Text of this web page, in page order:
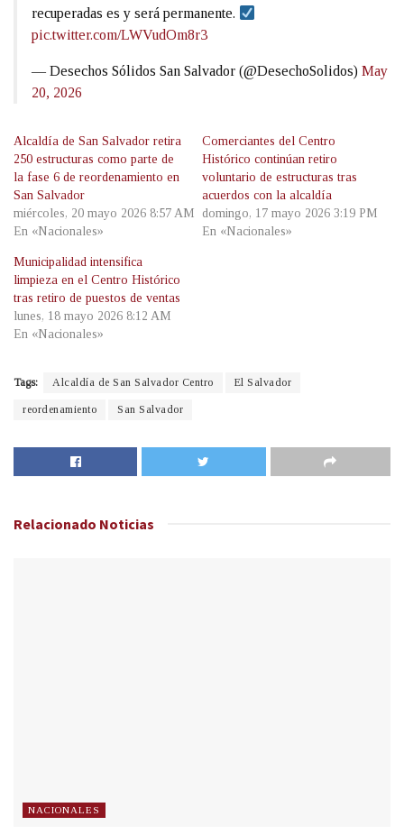
recuperadas es y será permanente.
pic.twitter.com/LWVudOm8r3
— Desechos Sólidos San Salvador (@DesechoSolidos) May
20, 2026
Alcaldía de San Salvador retira
250 estructuras como parte de
la fase 6 de reordenamiento en
San Salvador
miércoles, 20 mayo 2026 8:57 AM
En «Nacionales»
Comerciantes del Centro
Histórico continúan retiro
voluntario de estructuras tras
acuerdos con la alcaldía
domingo, 17 mayo 2026 3:19 PM
En «Nacionales»
Municipalidad intensifica
limpieza en el Centro Histórico
tras retiro de puestos de ventas
lunes, 18 mayo 2026 8:12 AM
En «Nacionales»
Tags: Alcaldía de San Salvador Centro El Salvador
reordenamiento San Salvador
Relacionado Noticias
NACIONALES